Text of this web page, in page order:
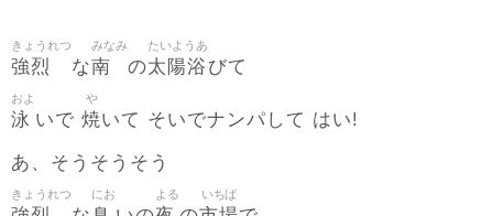
強烈
きょうれつ
な南
みなみ
の太陽浴
たいようあ
びて
泳
およ
いで 焼
や
いて そいでナンパして はい!
あ、そうそうそう
きょうれつ にお よる いちば